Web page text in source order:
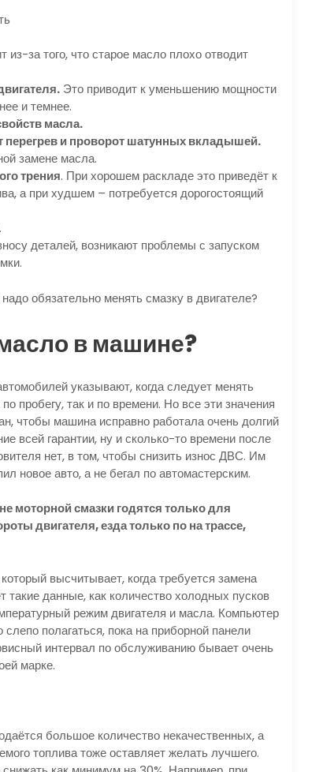
из-за того, что старое масло плохо отводит
Это приводит к уменьшению мощности
и темнее.
масла.
и проворот шатунных вкладышей.
замене масла.
трения. При хорошем раскладе это приведёт к
а при худшем – потребуется дорогостоящий
.
деталей, возникают проблемы с запуском
обязательно менять смазку в двигателе?
в машине?
указывают, когда следует менять
пробегу, так и по времени. Но все эти значения
чтобы машина исправно работала очень долгий
всей гарантии, ну и сколько-то времени после
нет, в том, чтобы снизить износ ДВС. Им
новое авто, а не бегал по автомастерским.
моторной смазки годятся только для
двигателя, езда только по на трассе,
высчитывает, когда требуется замена
такие данные, как количество холодных пусков
режим двигателя и масла. Компьютер
полагаться, пока на приборной панели
интервал по обслуживанию бывает очень
марке.
большое количество некачественных, а
топлива тоже оставляет желать лучшего.